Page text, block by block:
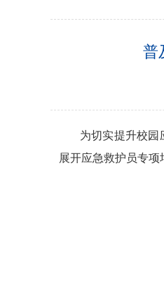
普
为切实提升校园
展开应急救护员专项